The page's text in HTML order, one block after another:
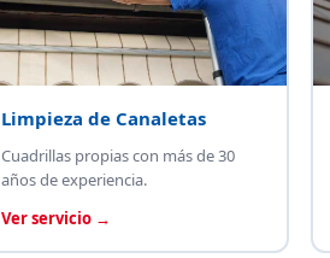
Limpieza de Canaletas
Cuadrillas propias con más de 30
años de experiencia.
Ver servicio →